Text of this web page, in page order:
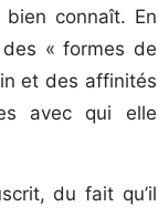
connaît. En
« formes de
et des affinités
avec qui elle
du fait qu’il